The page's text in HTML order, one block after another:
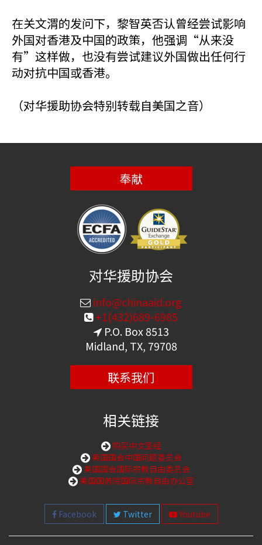
在关文渭的发问下，黎智英否认曾经尝试影响
外国对香港及中国的政策，他强调“从来没
有”这样做，也没有尝试建议外国做出任何行
动对抗中国或香港。
（对华援助协会特别转载自美国之音）
奉献
对华援助协会
info@chinaaid.org
+1(432)689-6985
P.O. Box 8513
Midland, TX, 79708
联系我们
相关链接
购买中文圣经
美国国会中国问题委员会
美国国会国际宗教自由委员会
美国国务院国际宗教自由办公室
Facebook Twitter Youtube